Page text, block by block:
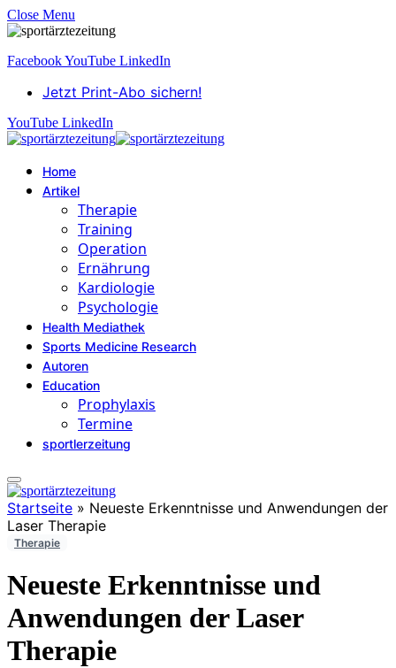
Close Menu
FacebookYouTube LinkedIn
Jetzt Print-Abo sichern!
YouTube LinkedIn
Home
Artikel
Therapie
Training
Operation
Ernährung
Kardiologie
Psychologie
Health Mediathek
Sports Medicine Research
Autoren
Education
Prophylaxis
Termine
sportlerzeitung
Startseite » Neueste Erkenntnisse und Anwendungen der
Laser Therapie
Therapie
Neueste Erkenntnisse und
Anwendungen der Laser
Therapie